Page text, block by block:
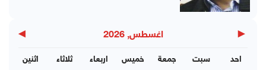
◀ اغسطس, 2026 ▶
اثنين ثلاثاء اربعاء خميس جمعة سبت احد